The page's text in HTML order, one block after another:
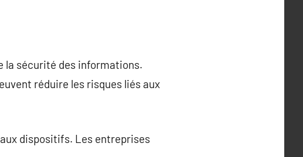
la sécurité des informations.
réduire les risques liés aux
dispositifs. Les entreprises